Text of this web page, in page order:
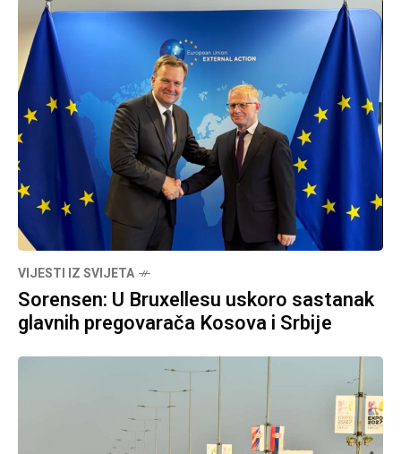
VIJESTI IZ SVIJETA
Sorensen: U Bruxellesu uskoro sastanak
glavnih pregovarača Kosova i Srbije